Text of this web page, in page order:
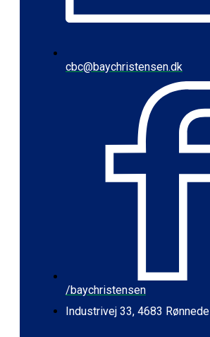
cbc@baychristensen.dk
/baychristensen
Industrivej 33, 4683 Rønnede